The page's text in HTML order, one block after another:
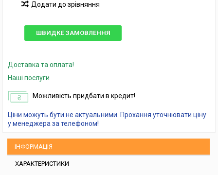
Додати до зрівняння
ШВИДКЕ ЗАМОВЛЕННЯ
Доставка та оплата!
Наші послуги
Можливість придбати в кредит!
Ціни можуть бути не актуальними. Прохання уточнювати ціну
у менеджера за телефоном!
ІНФОРМАЦІЯ
ХАРАКТЕРИСТИКИ